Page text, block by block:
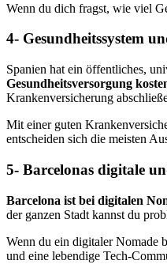
Wenn du dich fragst, wie viel
4- Gesundheitssystem
Spanien hat ein öffentliches,
Gesundheitsversorgung
Krankenversicherung
Mit einer guten
entscheiden sich die meisten
5- Barcelonas digitale
Barcelona ist bei digitalen
der ganzen Stadt kannst du
Wenn du ein digitaler Nomade
und eine lebendige Tech-